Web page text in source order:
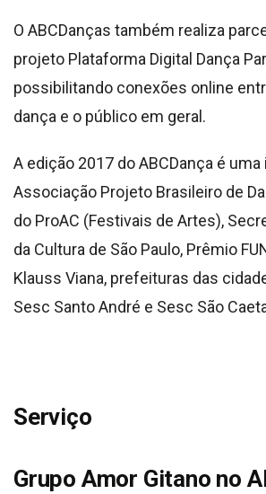
O ABCDanças também realiza
projeto Plataforma Digital Dança
possibilitando conexões online
dança e o público em geral.
A edição 2017 do ABCDança é
Associação Projeto Brasileiro de
do ProAC (Festivais de Artes),
da Cultura de São Paulo, Prêmio
Klauss Viana, prefeituras das
Sesc Santo André e Sesc São
Serviço
Grupo Amor Gitano no